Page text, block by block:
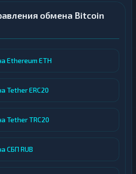
обмена Bitcoin
Ethereum ETH
Tether ERC20
Tether TRC20
СБП RUB